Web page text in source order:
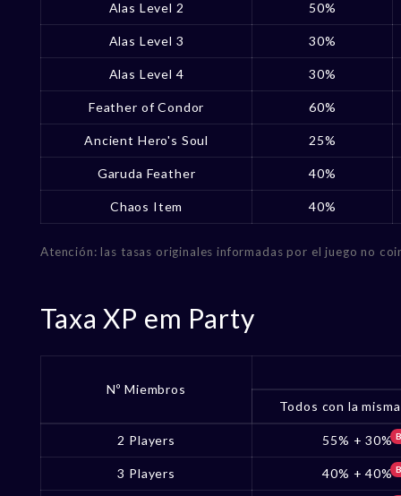
Alas Level 2 50%
Alas Level 3 30%
Alas Level 4 30%
Feather of Condor 60%
Ancient Hero's Soul 25%
Garuda Feather 40%
Chaos Item 40%
Atención: las tasas originales informadas por el juego no
Taxa XP em Party
Nº Miembros
Todos con la
2 Players 55% + 30%
3 Players 40% + 40%